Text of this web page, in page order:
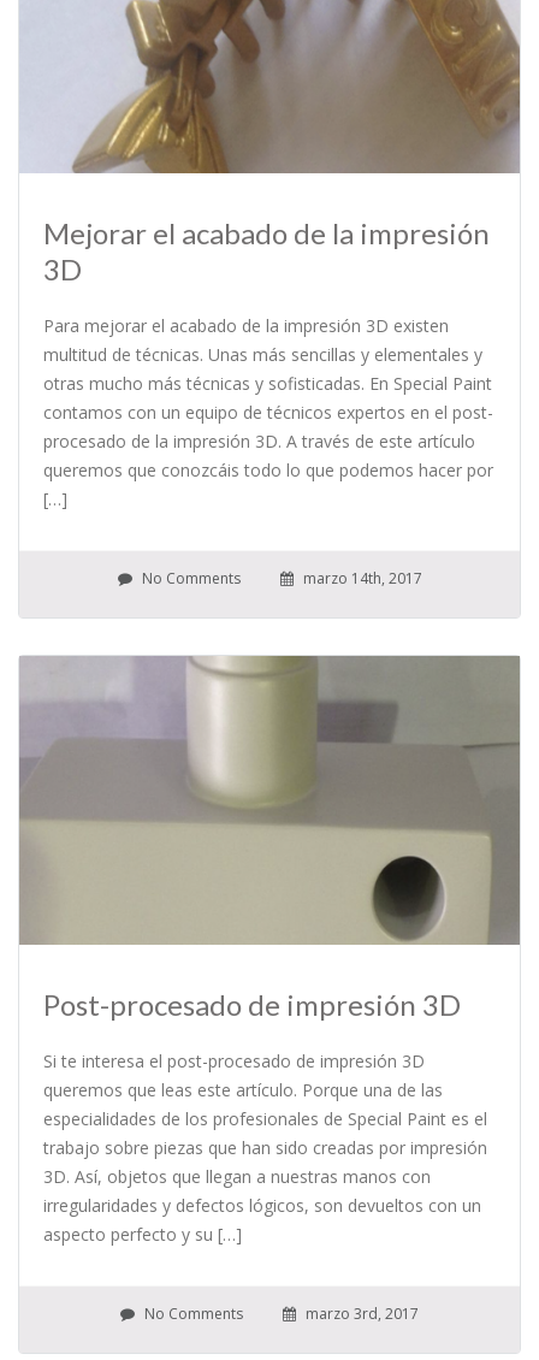
Mejorar el acabado de la impresión
3D
Para mejorar el acabado de la impresión 3D existen
multitud de técnicas. Unas más sencillas y elementales y
otras mucho más técnicas y sofisticadas. En Special Paint
contamos con un equipo de técnicos expertos en el post-
procesado de la impresión 3D. A través de este artículo
queremos que conozcáis todo lo que podemos hacer por
[…]
No Comments marzo 14th, 2017
Post-procesado de impresión 3D
Si te interesa el post-procesado de impresión 3D
queremos que leas este artículo. Porque una de las
especialidades de los profesionales de Special Paint es el
trabajo sobre piezas que han sido creadas por impresión
3D. Así, objetos que llegan a nuestras manos con
irregularidades y defectos lógicos, son devueltos con un
aspecto perfecto y su […]
No Comments marzo 3rd, 2017